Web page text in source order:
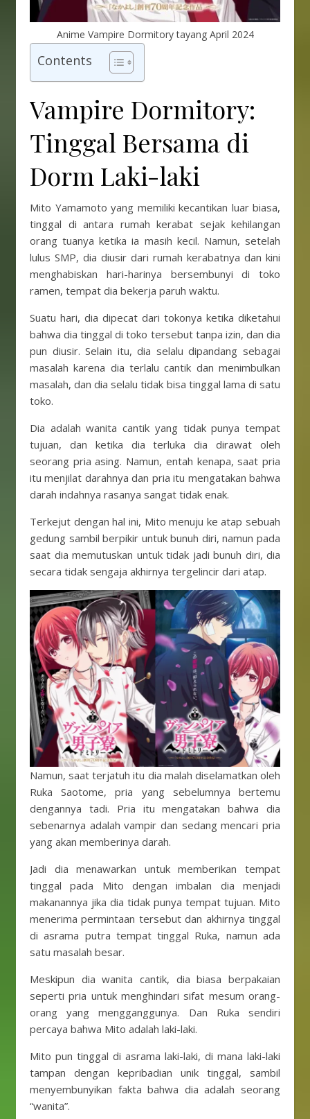
Anime Vampire Dormitory tayang April 2024
Contents
Vampire Dormitory:
Tinggal Bersama di
Dorm Laki-laki
Mito Yamamoto yang memiliki kecantikan luar biasa,
tinggal di antara rumah kerabat sejak kehilangan
orang tuanya ketika ia masih kecil. Namun, setelah
lulus SMP, dia diusir dari rumah kerabatnya dan kini
menghabiskan hari-harinya bersembunyi di toko
ramen, tempat dia bekerja paruh waktu.
Suatu hari, dia dipecat dari tokonya ketika diketahui
bahwa dia tinggal di toko tersebut tanpa izin, dan dia
pun diusir. Selain itu, dia selalu dipandang sebagai
masalah karena dia terlalu cantik dan menimbulkan
masalah, dan dia selalu tidak bisa tinggal lama di satu
toko.
Dia adalah wanita cantik yang tidak punya tempat
tujuan, dan ketika dia terluka dia dirawat oleh
seorang pria asing. Namun, entah kenapa, saat pria
itu menjilat darahnya dan pria itu mengatakan bahwa
darah indahnya rasanya sangat tidak enak.
Terkejut dengan hal ini, Mito menuju ke atap sebuah
gedung sambil berpikir untuk bunuh diri, namun pada
saat dia memutuskan untuk tidak jadi bunuh diri, dia
secara tidak sengaja akhirnya tergelincir dari atap.
Namun, saat terjatuh itu dia malah diselamatkan oleh
Ruka Saotome, pria yang sebelumnya bertemu
dengannya tadi. Pria itu mengatakan bahwa dia
sebenarnya adalah vampir dan sedang mencari pria
yang akan memberinya darah.
Jadi dia menawarkan untuk memberikan tempat
tinggal pada Mito dengan imbalan dia menjadi
makanannya jika dia tidak punya tempat tujuan. Mito
menerima permintaan tersebut dan akhirnya tinggal
di asrama putra tempat tinggal Ruka, namun ada
satu masalah besar.
Meskipun dia wanita cantik, dia biasa berpakaian
seperti pria untuk menghindari sifat mesum orang-
orang yang mengganggunya. Dan Ruka sendiri
percaya bahwa Mito adalah laki-laki.
Mito pun tinggal di asrama laki-laki, di mana laki-laki
tampan dengan kepribadian unik tinggal, sambil
menyembunyikan fakta bahwa dia adalah seorang
“wanita”.